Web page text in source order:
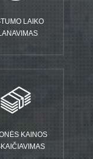
LAIKO
KAINOS